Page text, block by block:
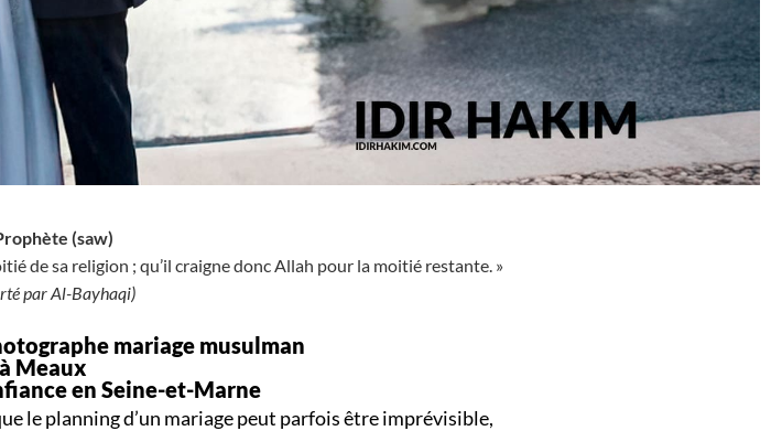
(saw)
de sa religion ; qu’il craigne donc Allah pour la moitié restante. »
par Al-Bayhaqi)
mariage musulman
à Meaux
en Seine-et-Marne
leplanning d’un mariagepeut parfois être imprévisible,